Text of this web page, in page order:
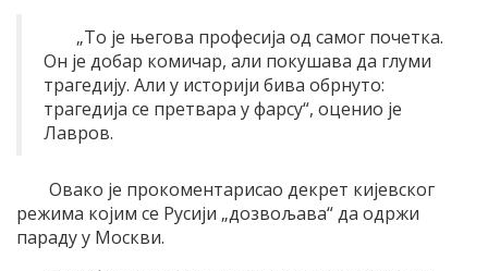
„То је његова професија од самог почетка.
Он је добар комичар, али покушава да глуми
трагедију. Али у историји бива обрнуто:
трагедија се претвара у фарсу“, оценио је
Лавров.
Овако је прокоментарисао декрет кијевског
режима којим се Русији „дозвољава“ да одржи
параду у Москви.